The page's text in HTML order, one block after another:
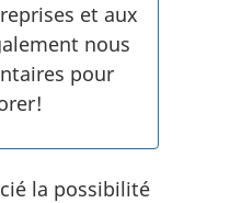
et aux
nous
pour
la possibilité